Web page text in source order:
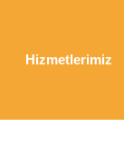
Hizmetlerimiz